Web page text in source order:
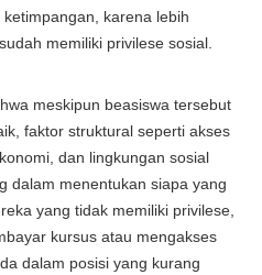
karena lebih
memiliki privilese sosial.
meskipun beasiswa tersebut
faktor struktural seperti akses
dan lingkungan sosial
dalam menentukan siapa yang
yang tidak memiliki privilese,
kursus atau mengakses
dalam posisi yang kurang